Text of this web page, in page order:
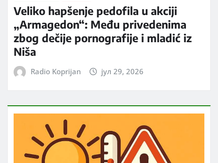
Veliko hapšenje pedofila u akciji
„Armagedon“: Među privedenima
zbog dečije pornografije i mladić iz
Niša
Radio Koprijan јул 29, 2026